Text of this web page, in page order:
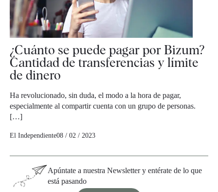
¿Cuánto se puede pagar por Bizum?
Cantidad de transferencias y límite
de dinero
Ha revolucionado, sin duda, el modo a la hora de pagar,
especialmente al compartir cuenta con un grupo de personas.
[…]
El Independiente08 / 02 / 2023
Apúntate a nuestra Newsletter y entérate de lo que
está pasando